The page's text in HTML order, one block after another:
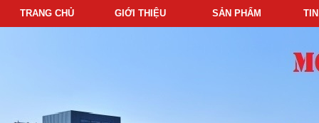
TRANG CHỦ GIỚI THIỆU SẢN PHẨM